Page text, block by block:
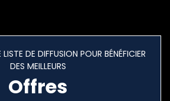
DE DIFFUSION POUR BÉNÉFICIER
DES MEILLEURS
Offres